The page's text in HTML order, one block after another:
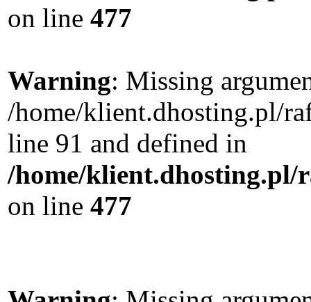
on line 477
Warning: Missing
/home/klient.dhosting.pl/
line 91 and defined in
/home/klient.dhosting.pl/
on line 477